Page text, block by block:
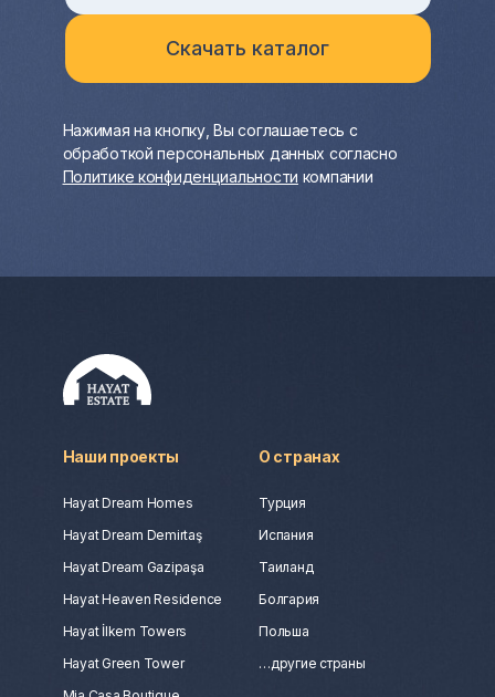
Нажимая на кнопку, Вы соглашаетесь с
обработкой персональных данных согласно
Политике конфиденциальности компании
Наши проекты
Hayat Dream Homes
Hayat Dream Demirtaş
Hayat Dream Gazipaşa
Hayat Heaven Residence
Hayat İlkem Towers
Hayat Green Tower
О странах
Турция
Испания
Таиланд
Болгария
Польша
…другие страны